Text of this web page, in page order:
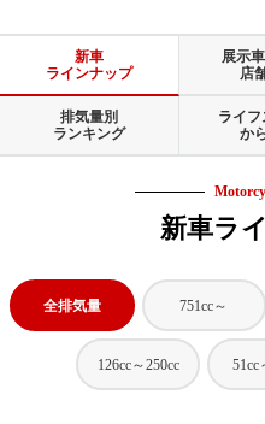
新車
ラインナップ
展示
店
排気量別
ランキング
ライ
か
新車ラ
全排気量 751cc～
126cc～250cc 51cc